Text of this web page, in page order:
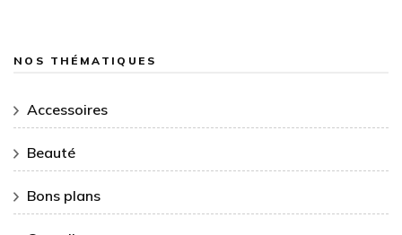
NOS THÉMATIQUES
Accessoires
Beauté
Bons plans